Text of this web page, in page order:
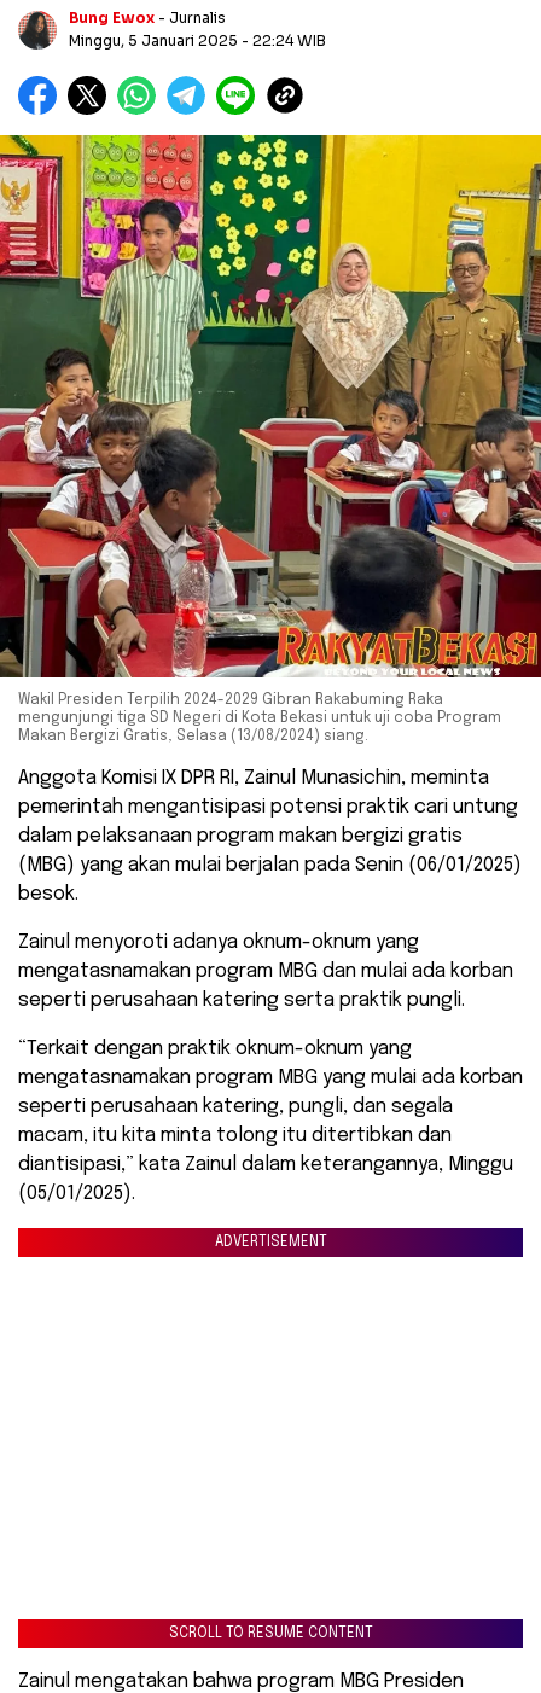
Bung Ewox - Jurnalis
Minggu, 5 Januari 2025 - 22:24 WIB
Wakil Presiden Terpilih 2024-2029 Gibran Rakabuming Raka
mengunjungi tiga SD Negeri di Kota Bekasi untuk uji coba Program
Makan Bergizi Gratis, Selasa (13/08/2024) siang.
Anggota Komisi IX DPR RI, Zainul Munasichin, meminta
pemerintah mengantisipasi potensi praktik cari untung
dalam pelaksanaan program makan bergizi gratis
(MBG) yang akan mulai berjalan pada Senin (06/01/2025)
besok.
Zainul menyoroti adanya oknum-oknum yang
mengatasnamakan program MBG dan mulai ada korban
seperti perusahaan katering serta praktik pungli.
“Terkait dengan praktik oknum-oknum yang
mengatasnamakan program MBG yang mulai ada korban
seperti perusahaan katering, pungli, dan segala
macam, itu kita minta tolong itu ditertibkan dan
diantisipasi,” kata Zainul dalam keterangannya, Minggu
(05/01/2025).
ADVERTISEMENT
SCROLL TO RESUME CONTENT
Zainul mengatakan bahwa program MBG Presiden